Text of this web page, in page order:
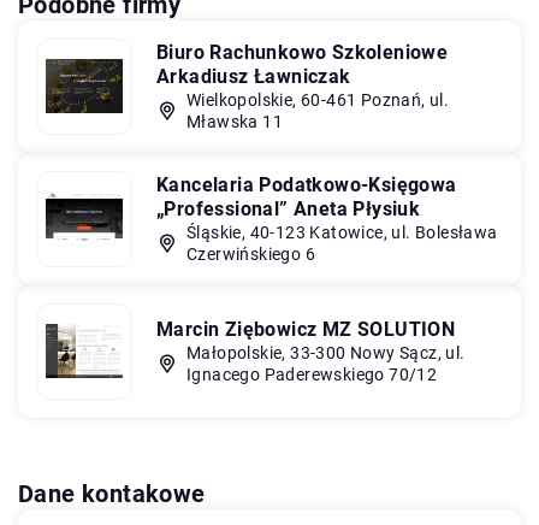
Biuro Rachunkowo Szkoleniowe
Arkadiusz Ławniczak
Wielkopolskie, 60-461 Poznań, ul.
Mławska 11
Kancelaria Podatkowo-Księgowa
„Professional” Aneta Płysiuk
Śląskie, 40-123 Katowice, ul. Bolesława
Czerwińskiego 6
Marcin Ziębowicz MZ SOLUTION
Małopolskie, 33-300 Nowy Sącz, ul.
Ignacego Paderewskiego 70/12
Dane kontakowe